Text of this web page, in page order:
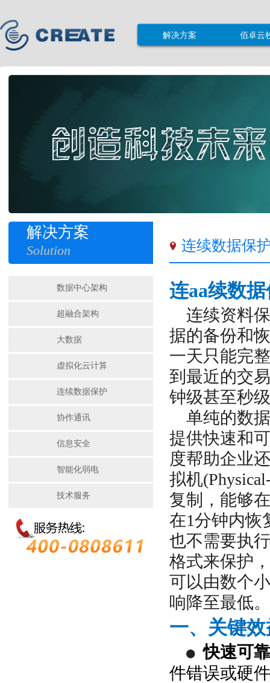
解决方案 佰卓云
解决方案
Solution
数据中心架构
超融合架构
大数据
虚拟化云计算
连续数据保护
协作通讯
信息安全
智能化弱电
技术服务
连续数据保
连aa续数
连续资料
据的备份和
一天只能完
到最近的交
钟级甚至秒
单纯的数
提供快速和
度帮助企业
拟机
复制，能够
在1分钟内恢
也不需要执
格式来保护
可以由数个
响降至最低。
一、关键
●快速可
件错误或硬